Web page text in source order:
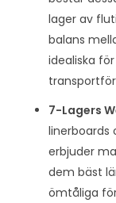
lager av
balans
idealiska
7-Lagers
linerboards
erbjuder
dem bäst
ömtåliga